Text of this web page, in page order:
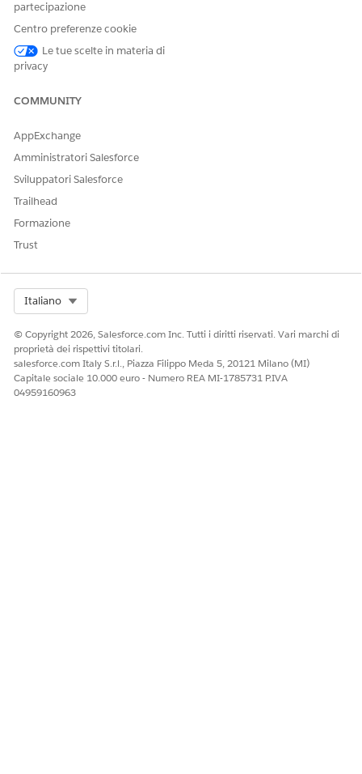
Facci sapere, così possiamo migliorare!
partecipazione
Centro preferenze cookie
Le tue scelte in materia di
privacy
COMMUNITY
AppExchange
Amministratori Salesforce
Sviluppatori Salesforce
Trailhead
Formazione
Trust
Italiano
© Copyright 2026, Salesforce.com Inc. Tutti i diritti riservati. Vari marchi di
proprietà dei rispettivi titolari.
salesforce.com Italy S.r.l., Piazza Filippo Meda 5, 20121 Milano (MI)
Capitale sociale 10.000 euro - Numero REA MI-1785731 P.IVA
04959160963